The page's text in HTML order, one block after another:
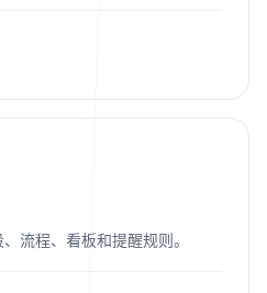
流程、看板和提醒规则。